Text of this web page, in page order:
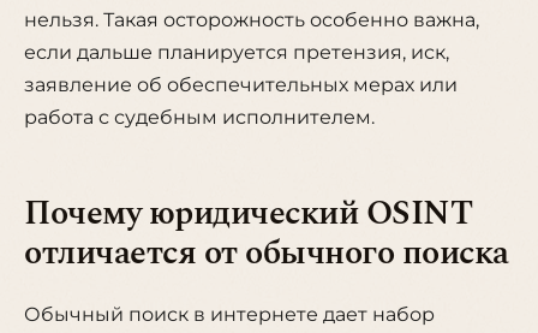
нельзя. Такая осторожность особенно важна,
если дальше планируется претензия, иск,
заявление об обеспечительных мерах или
работа с судебным исполнителем.
Почему юридический OSINT
отличается от обычного поиска
Обычный поиск в интернете дает набор